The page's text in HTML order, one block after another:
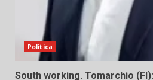
Politica
South working. Tomarchio